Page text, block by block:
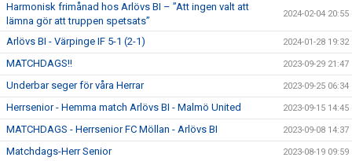
Harmonisk frimånad hos Arlövs BI – ”Att ingen valt att
lämna gör att truppen spetsats”
2024-02-04 20:55
Arlövs BI - Värpinge IF 5-1 (2-1) 2024-01-28 19:32
MATCHDAGS!! 2023-09-29 21:47
Underbar seger för våra Herrar 2023-09-25 06:34
Herrsenior - Hemma match Arlövs BI - Malmö United 2023-09-15 14:45
MATCHDAGS - Herrsenior FC Möllan - Arlövs BI 2023-09-08 14:37
Matchdags-Herr Senior 2023-08-19 09:59